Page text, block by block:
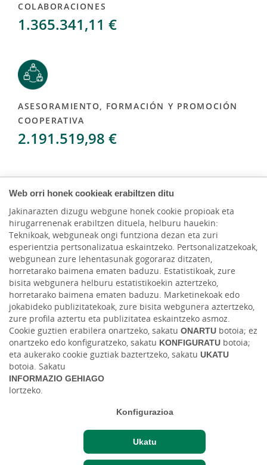
Web orri honek cookieak erabiltzen ditu
Jakinarazten dizugu webgune honek cookie propioak eta
hirugarrenenak erabiltzen dituela, helburu hauekin:
Teknikoak, webguneak ongi funtziona dezan eta zuri
esperientzia pertsonalizatua eskaintzeko. Pertsonalizatzekoak,
webgunean zure lehentasunak gogoraraz ditzaten,
horretarako baimena ematen baduzu. Estatistikoak, zure
bisita webgunera helburu estatistikoekin aztertzeko,
horretarako baimena ematen baduzu. Marketinekoak edo
jokabideko publizitatekoak, zure bisita webgunera aztertzeko,
zure profila aztertu eta publizitatea eskaintzeko asmoz.
Cookie guztien erabilera onartzeko, sakatu ONARTU botoia; ez
onartzeko edo konfiguratzeko, sakatu KONFIGURATU botoia;
eta aukerako cookie guztiak baztertzeko, sakatu UKATU
botoia. Sakatu
INFORMAZIO GEHIAGO
lortzeko.
Konfigurazioa
Ukatu
COLABORACIONES
1.365.341,11 €
ASESORAMIENTO, FORMACIÓN Y PROMOCIÓN
COOPERATIVA
2.191.519,98 €
HACER AQUÍ,
CRECER AQUÍ.